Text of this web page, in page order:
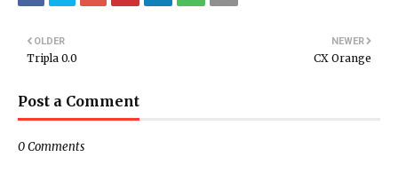
NEWER
CX Orange
OLDER
Tripla 0.0
Post a Comment
0 Comments